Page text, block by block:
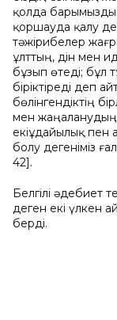
қолда
қоршауда қалу
тәжірибелер
ұлттың, дін мен
бұзып өтеді; бұл
біріктіреді деп
бөлінгендіктің
мен
екіұдайылық пен
болу дегеніміз
42].
Белгілі әдебиет
деген екі үлкен
берді.